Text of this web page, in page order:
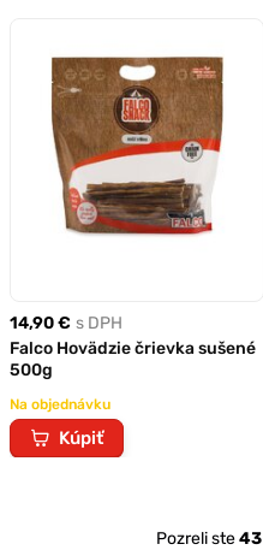
14,90 € s DPH
Falco Hovädzie črievka sušené
500g
Na objednávku
Kúpiť
Pozreli ste43